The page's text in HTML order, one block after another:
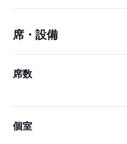
席・設備
席数
個室